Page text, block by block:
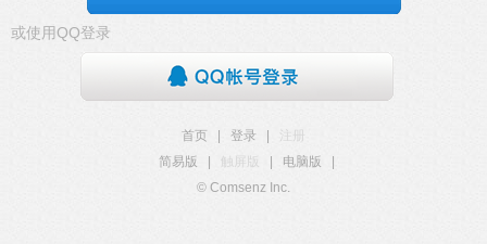
或使用QQ登录
首页 登录
注册
简易版
触屏版 电脑版
© Comsenz Inc.